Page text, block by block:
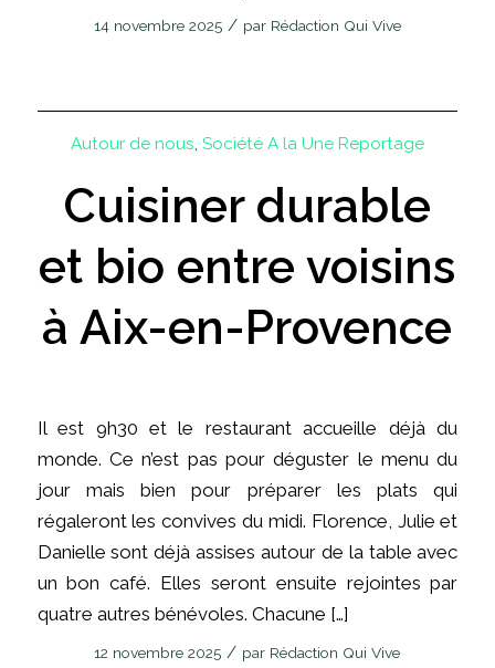
14 novembre 2025 / par Rédaction Qui Vive
Autour de nous, Société A la Une Reportage
Cuisiner durable
et bio entre voisins
à Aix-en-Provence
Il est 9h30 et le restaurant accueille déjà du
monde. Ce n’est pas pour déguster le menu du
jour mais bien pour préparer les plats qui
régaleront les convives du midi. Florence, Julie et
Danielle sont déjà assises autour de la table avec
un bon café. Elles seront ensuite rejointes par
quatre autres bénévoles. Chacune […]
12 novembre 2025 / par Rédaction Qui Vive